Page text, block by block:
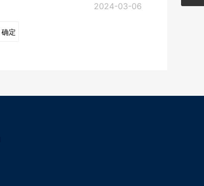
2024-03-06
确定